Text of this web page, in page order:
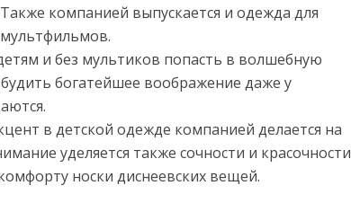
компанией выпускается и одежда для
и без мультиков попасть в волшебную
богатейшее воображение даже у
в детской одежде компанией делается на
уделяется также сочности и красочности
носки диснеевских вещей.